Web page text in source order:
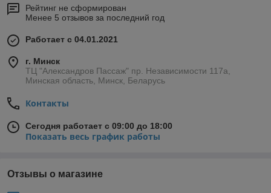
Рейтинг не сформирован
Менее 5 отзывов за последний год
Работает с 04.01.2021
г. Минск
ТЦ "Александров Пассаж" пр. Независимости 117а,
Минская область, Минск, Беларусь
Контакты
Сегодня работает с 09:00 до 18:00
Показать весь график работы
Отзывы о магазине